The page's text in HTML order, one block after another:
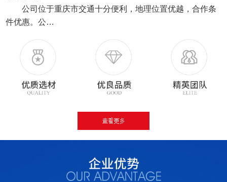
公司位于重庆市交通十分便利，地理位置优越，合作条
件优惠。公…